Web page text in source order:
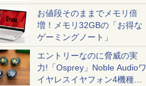
お値段そのままでメモリ倍
増！メモリ32GBの「お得な
ゲーミングノート」
エントリーなのに脅威の実
力!「Osprey」Noble Audioワ
イヤレスイヤフォン4機種を